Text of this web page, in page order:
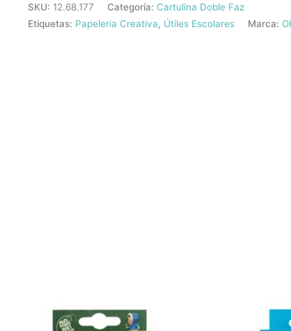
SKU: 12.68.177 Categoría: Cartulina Doble Faz
Etiquetas: Papeleria Creativa, Útiles Escolares Marca: